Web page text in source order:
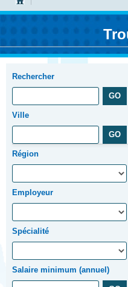
Rechercher
Ville
Région
Employeur
Spécialité
Salaire minimum (annuel)